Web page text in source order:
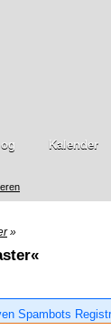
Kalender
»
Spambots